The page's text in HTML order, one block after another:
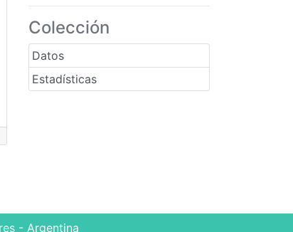
Colección
Datos
Estadísticas
- Argentina